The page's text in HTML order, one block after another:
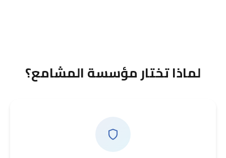
لماذا تختار مؤسسة المشامع؟